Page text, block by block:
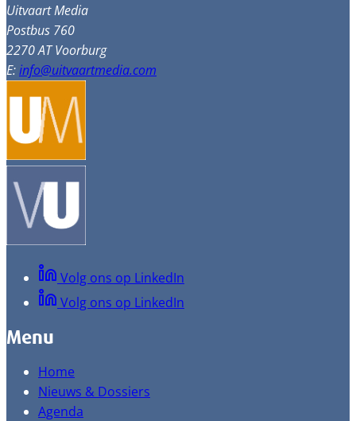
Uitvaart Media
Postbus 760
2270 AT Voorburg
E:info@uitvaartmedia.com
Volg ons op LinkedIn
Volg ons op LinkedIn
Menu
Home
Nieuws & Dossiers
Agenda